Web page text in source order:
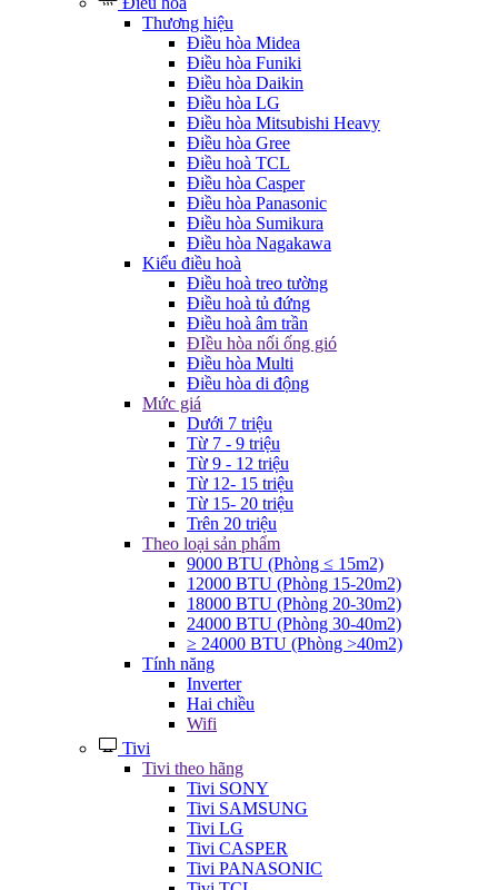
Thương hiệu
Điều hòa Midea
Điều hòa Funiki
Điều hòa Daikin
Điều hòa LG
Điều hòa Mitsubishi Heavy
Điều hòa Gree
Điều hoà TCL
Điều hòa Casper
Điều hòa Panasonic
Điều hòa Sumikura
Điều hòa Nagakawa
Kiểu điều hoà
Điều hoà treo tường
Điều hoà tủ đứng
Điều hoà âm trần
ĐIều hòa nối ống gió
Điều hòa Multi
Điều hòa di động
Mức giá
Dưới 7 triệu
Từ 7 - 9 triệu
Từ 9 - 12 triệu
Từ 12- 15 triệu
Từ 15- 20 triệu
Trên 20 triệu
Theo loại sản phẩm
9000 BTU (Phòng ≤ 15m2)
12000 BTU (Phòng 15-20m2)
18000 BTU (Phòng 20-30m2)
24000 BTU (Phòng 30-40m2)
≥ 24000 BTU (Phòng >40m2)
Tính năng
Inverter
Hai chiều
Wifi
Tivi
Tivi theo hãng
Tivi SONY
Tivi SAMSUNG
Tivi LG
Tivi CASPER
Tivi PANASONIC